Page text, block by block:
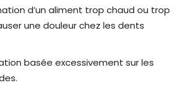
d’un aliment trop chaud ou trop
une douleur chez les dents
basée excessivement sur les